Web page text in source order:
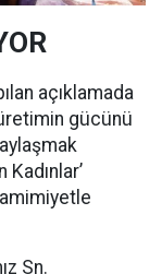
açıklamada
gücünü
Sn.